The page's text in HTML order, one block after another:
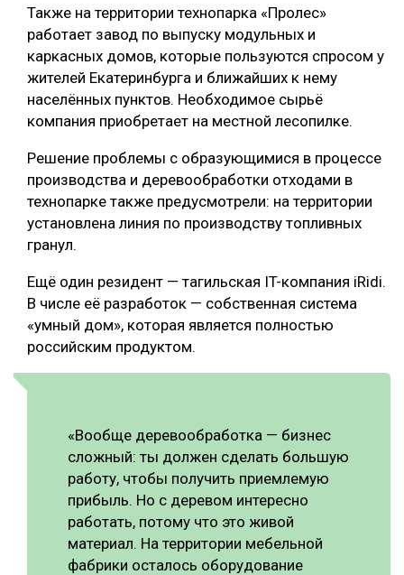
Также на территории технопарка «Пролес»
работает завод по выпуску модульных и
каркасных домов, которые пользуются спросом у
жителей Екатеринбурга и ближайших к нему
населённых пунктов. Необходимое сырьё
компания приобретает на местной лесопилке.
Решение проблемы с образующимися в процессе
производства и деревообработки отходами в
технопарке также предусмотрели: на территории
установлена линия по производству топливных
гранул.
Ещё один резидент — тагильская IT-компания iRidi.
В числе её разработок — собственная система
«умный дом», которая является полностью
российским продуктом.
«Вообще деревообработка — бизнес
сложный: ты должен сделать большую
работу, чтобы получить приемлемую
прибыль. Но с деревом интересно
работать, потому что это живой
материал. На территории мебельной
фабрики осталось оборудование